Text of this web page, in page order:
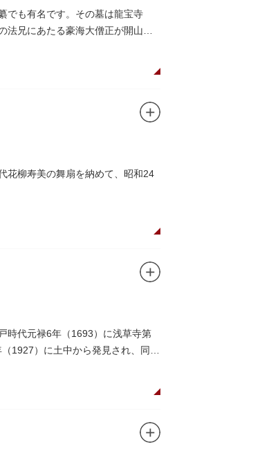
でも有名です。その墓は龍宝寺
法兄にあたる豪海大僧正が開山し
花柳寿美の舞扇を納めて、昭和24
時代元禄6年（1693）に浅草寺第
1927）に土中から発見され、同8